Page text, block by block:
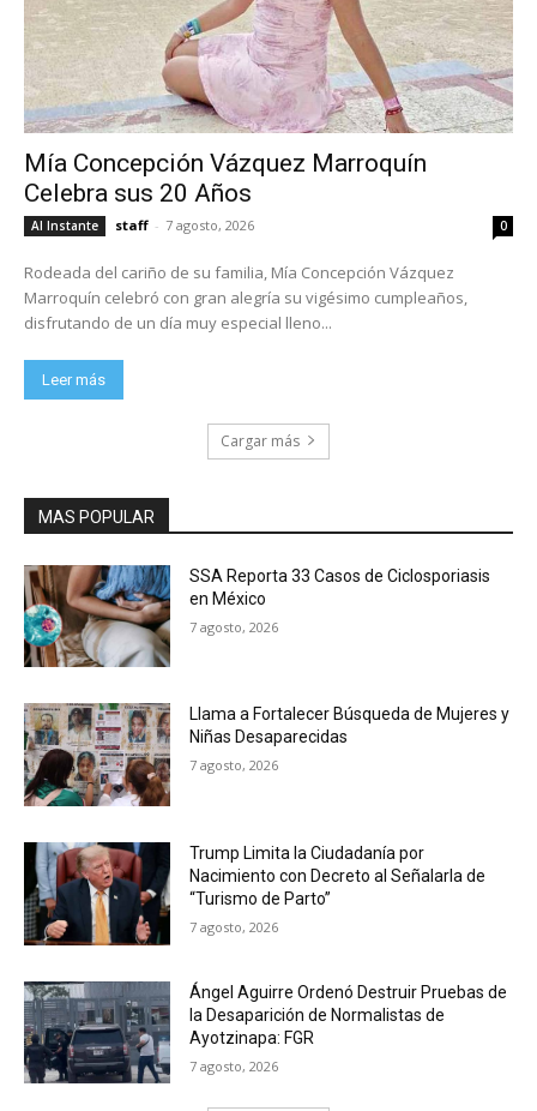
Mía Concepción Vázquez Marroquín
Celebra sus 20 Años
Al Instante staff - 7 agosto, 2026 0
Rodeada del cariño de su familia, Mía Concepción Vázquez
Marroquín celebró con gran alegría su vigésimo cumpleaños,
disfrutando de un día muy especial lleno...
Leer más
Cargar más
MAS POPULAR
SSA Reporta 33 Casos de Ciclosporiasis
en México
7 agosto, 2026
Llama a Fortalecer Búsqueda de Mujeres y
Niñas Desaparecidas
7 agosto, 2026
Trump Limita la Ciudadanía por
Nacimiento con Decreto al Señalarla de
“Turismo de Parto”
7 agosto, 2026
Ángel Aguirre Ordenó Destruir Pruebas de
la Desaparición de Normalistas de
Ayotzinapa: FGR
7 agosto, 2026